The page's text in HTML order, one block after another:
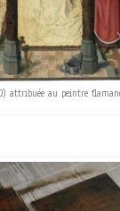
attribuée au peintre